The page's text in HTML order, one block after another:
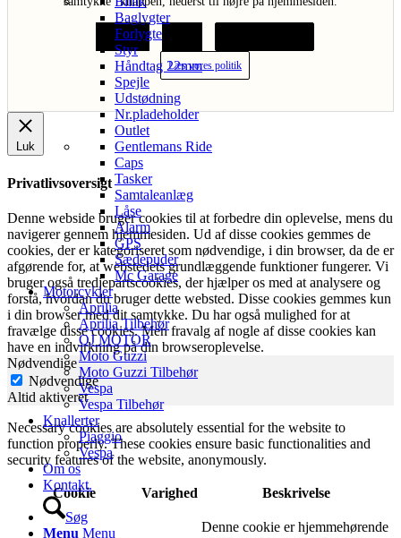
Baglygter
Forlygte
Styr
Håndtag 22mm
Spejle
Udstødning
Nr.pladeholder
Outlet
Gentlemans Ride
Caps
Tasker
Samtaleanlæg
Låse
Alarm
GPS
Sædepuder
Mc Garage
Motorcykler
Aprilia
Aprilia Tilbehør
QJ MOTOR
Moto Guzzi
Moto Guzzi Tilbehør
Vespa
Vespa Tilbehør
Knallerter
Piaggio
Vespa
Om os
Kontakt.
Søg
Menu Menu
Acceptér
Læs vores politik
Luk
Privatlivsoversigt
Denne webside bruger cookies til at forbedre din oplevelse, mens du
navigerer gennem hjemmesiden. Ud af disse cookies gemmes de
cookies, der er kategoriseret som nødvendige, i din browser, da de er
afgørende for, at webstedets grundlæggende funktioner fungerer. Vi
bruger også tredjepartscookies, der hjælper os med at analysere og
forstå, hvordan du bruger dette websted. Disse cookies gemmes kun
i din browser med dit samtykke. Du har også mulighed for at
fravælge disse cookies. Men fravalg af nogle af disse cookies kan
have en indvirkning på din browseroplevelse.
Nødvendige
Nødvendige
Altid aktiveret
Necessary cookies are absolutely essential for the website to
function properly. These cookies ensure basic functionalities and
security features of the website, anonymously.
Cookie Varighed Beskrivelse
Denne cookie er hjemmehørende